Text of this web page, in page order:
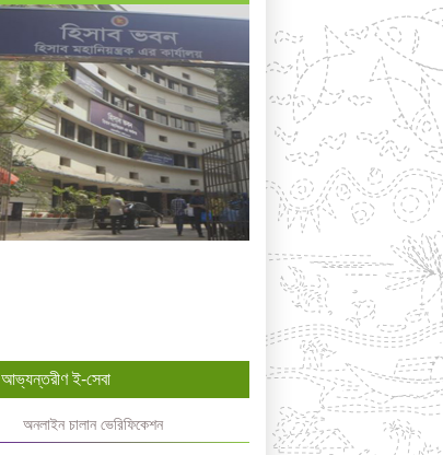
আভ্যন্তরীণ ই-সেবা
অনলাইন চালান ভেরিফিকেশন